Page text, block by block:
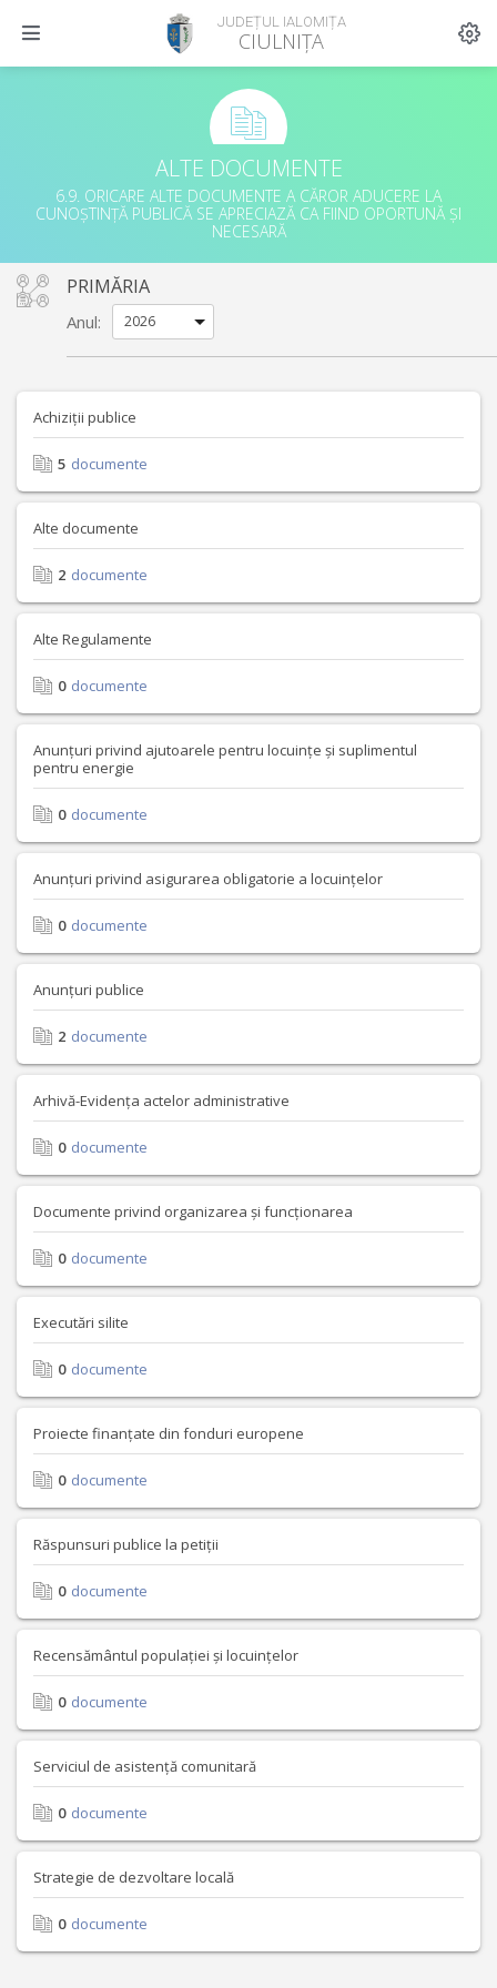
JUDEȚUL IALOMIȚA
CIULNIȚA
ALTE DOCUMENTE
6.9. ORICARE ALTE DOCUMENTE A CĂROR ADUCERE LA
CUNOȘTINȚĂ PUBLICĂ SE APRECIAZĂ CA FIIND OPORTUNĂ ȘI
NECESARĂ
PRIMĂRIA
Anul:
Achiziții publice
5 documente
Alte documente
2 documente
Alte Regulamente
0 documente
Anunțuri privind ajutoarele pentru locuințe și suplimentul
pentru energie
0 documente
Anunțuri privind asigurarea obligatorie a locuințelor
0 documente
Anunțuri publice
2 documente
Arhivă-Evidența actelor administrative
0 documente
Documente privind organizarea și funcționarea
0 documente
Executări silite
0 documente
Proiecte finanțate din fonduri europene
0 documente
Răspunsuri publice la petiții
0 documente
Recensământul populației și locuințelor
0 documente
Serviciul de asistență comunitară
0 documente
Strategie de dezvoltare locală
0 documente